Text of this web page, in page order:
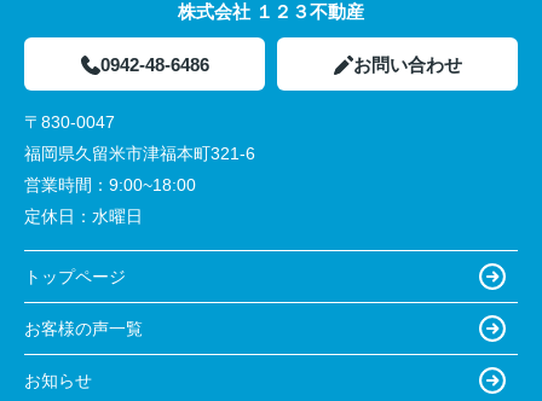
株式会社 １２３不動産
0942-48-6486 お問い合わせ
〒830-0047
福岡県久留米市津福本町321-6
営業時間： 9:00~18:00
定休日： 水曜日
トップページ
お客様の声一覧
お知らせ